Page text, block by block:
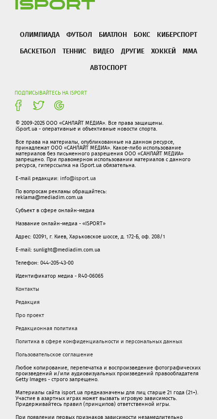
ОЛИМПИАДА ФУТБОЛ БИАТЛОН БОКС
КИБЕРСПОРТ
БАСКЕТБОЛ
ТЕННИС ВИДЕО ДРУГИЕ ХОККЕЙ
ММА
АВТОСПОРТ
ПОДПИСЫВАЙТЕСЬ НА ISPORT
© 2009-2025 ООО «САНЛАЙТ МЕДИА». Все права защищены.
iSport.ua - оперативные и объективные новости спорта.
Все права на материалы, опубликованные на данном ресурсе,
принадлежат ООО «САНЛАЙТ МЕДИА». Какое-либо использование
материалов без письменного разрешения ООО «САНЛАЙТ МЕДИА»
запрещено. При правомерном использовании материалов с данного
ресурса, гиперссылка на iSport.ua обязательна.
E-mail редакции: info@isport.ua
По вопросам рекламы обращайтесь:
reklama@mediadim.com.ua
Субъект в сфере онлайн-медиа
Название онлайн-медиа - «ISPORT»
Адрес: 02091, г. Киев, Харьковское шоссе, д. 172-Б, оф. 208/1
E-mail: sunlight@mediadim.com.ua
Телефон: 044-205-43-00
Идентификатор медиа - R40-06065
Контакты
Редакция
Про проект
Редакционная политика
Политика в сфере конфиденциальности и персональных данных
Пользовательское соглашение
Любое копирование, перепечатка и воспроизведение фотографических
произведений и/или аудиовизуальных произведений правообладателя
Getty Images - строго запрещено.
Материалы сайта isport.ua предназначены для лиц старше 21 года (21+).
Участие в азартных играх может вызвать игровую зависимость.
Придерживайтесь правил (принципов) ответственной игры.
При появлении первых признаков зависимости незамедлительно